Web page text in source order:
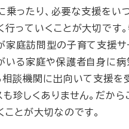
乗ったり、必要な支援をい
行っていくことが大切です
家庭訪問型の子育て支援サ
いる家庭や保護者自身に
相談機関に出向いて支援を
も珍しくありません。だから
ことが大切なのです。